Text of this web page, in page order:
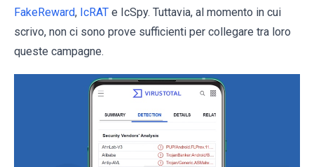
FakeReward, IcRAT e IcSpy. Tuttavia, al momento in cui
scrivo, non ci sono prove sufficienti per collegare tra loro
queste campagne.